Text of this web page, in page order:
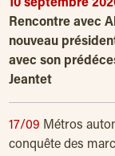
10 septembre
Rencontre avec
nouveau
avec son
Jeantet
17/09 Métros
conquête des